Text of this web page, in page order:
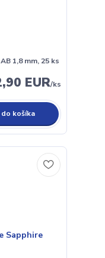
1,8 mm, 25 ks
EUR/ks
košíka